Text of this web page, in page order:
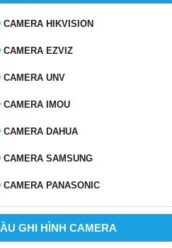
CAMERA HIKVISION
CAMERA EZVIZ
CAMERA UNV
CAMERA IMOU
CAMERA DAHUA
CAMERA SAMSUNG
CAMERA PANASONIC
GHI HÌNH CAMERA